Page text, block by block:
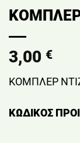
3,00 €
ΚΟΜΠΛΕΡ
ΚΩΔΙΚΟΣ